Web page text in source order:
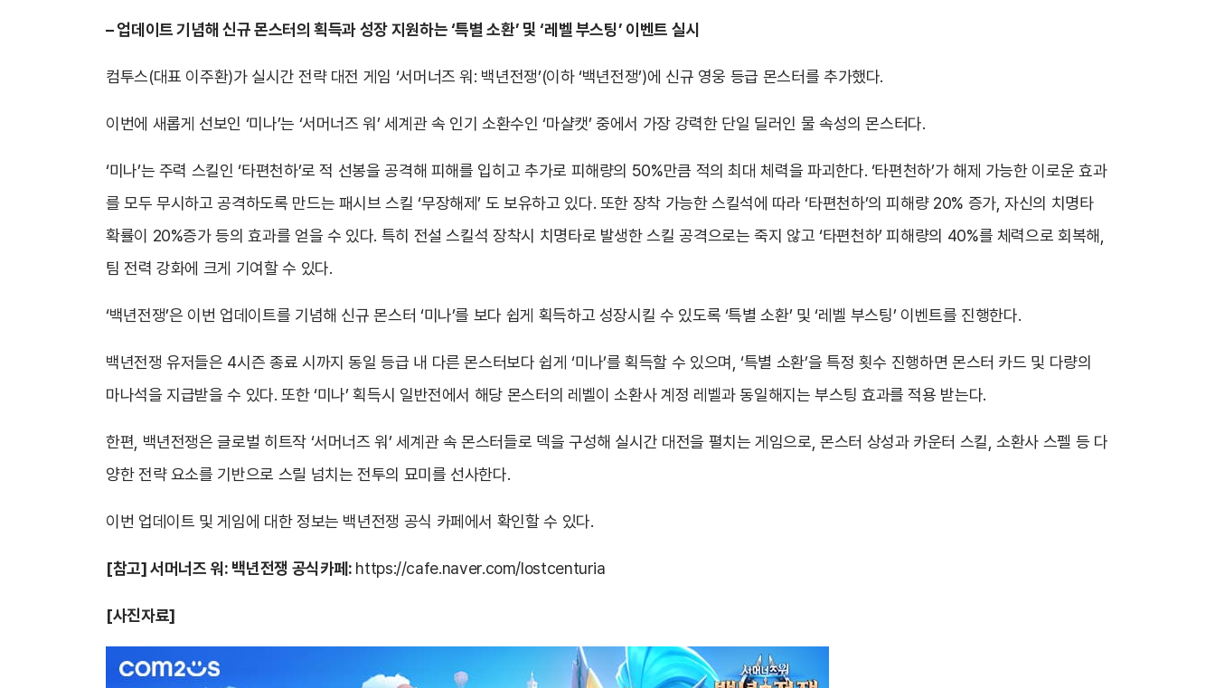
– 업데이트 기념해 신규 몬스터의 획득과 성장 지원하는 ‘특별 소환’ 및 ‘레벨 부스팅’ 이벤트 실시
컴투스(대표 이주환)가 실시간 전략 대전 게임 ‘서머너즈 워: 백년전쟁’(이하 ‘백년전쟁’)에 신규 영웅 등급 몬스터를 추가했다.
이번에 새롭게 선보인 ‘미나’는 ‘서머너즈 워’ 세계관 속 인기 소환수인 ‘마샬캣’ 중에서 가장 강력한 단일 딜러인 물 속성의 몬스터다.
‘미나’는 주력 스킬인 ‘타편천하’로 적 선봉을 공격해 피해를 입히고 추가로 피해량의 50%만큼 적의 최대 체력을 파괴한다. ‘타편천하’가 해제 가능한 이로운 효과
를 모두 무시하고 공격하도록 만드는 패시브 스킬 ‘무장해제’ 도 보유하고 있다. 또한 장착 가능한 스킬석에 따라 ‘타편천하’의 피해량 20% 증가, 자신의 치명타
확률이 20%증가 등의 효과를 얻을 수 있다. 특히 전설 스킬석 장착시 치명타로 발생한 스킬 공격으로는 죽지 않고 ‘타편천하’ 피해량의 40%를 체력으로 회복해,
팀 전력 강화에 크게 기여할 수 있다.
‘백년전쟁’은 이번 업데이트를 기념해 신규 몬스터 ‘미나’를 보다 쉽게 획득하고 성장시킬 수 있도록 ‘특별 소환’ 및 ‘레벨 부스팅’ 이벤트를 진행한다.
백년전쟁 유저들은 4시즌 종료 시까지 동일 등급 내 다른 몬스터보다 쉽게 ‘미나’를 획득할 수 있으며, ‘특별 소환’을 특정 횟수 진행하면 몬스터 카드 및 다량의
마나석을 지급받을 수 있다. 또한 ‘미나’ 획득시 일반전에서 해당 몬스터의 레벨이 소환사 계정 레벨과 동일해지는 부스팅 효과를 적용 받는다.
한편, 백년전쟁은 글로벌 히트작 ‘서머너즈 워’ 세계관 속 몬스터들로 덱을 구성해 실시간 대전을 펼치는 게임으로, 몬스터 상성과 카운터 스킬, 소환사 스펠 등 다
양한 전략 요소를 기반으로 스릴 넘치는 전투의 묘미를 선사한다.
이번 업데이트 및 게임에 대한 정보는 백년전쟁 공식 카페에서 확인할 수 있다.
[참고] 서머너즈 워: 백년전쟁 공식카페: https://cafe.naver.com/lostcenturia
[사진자료]